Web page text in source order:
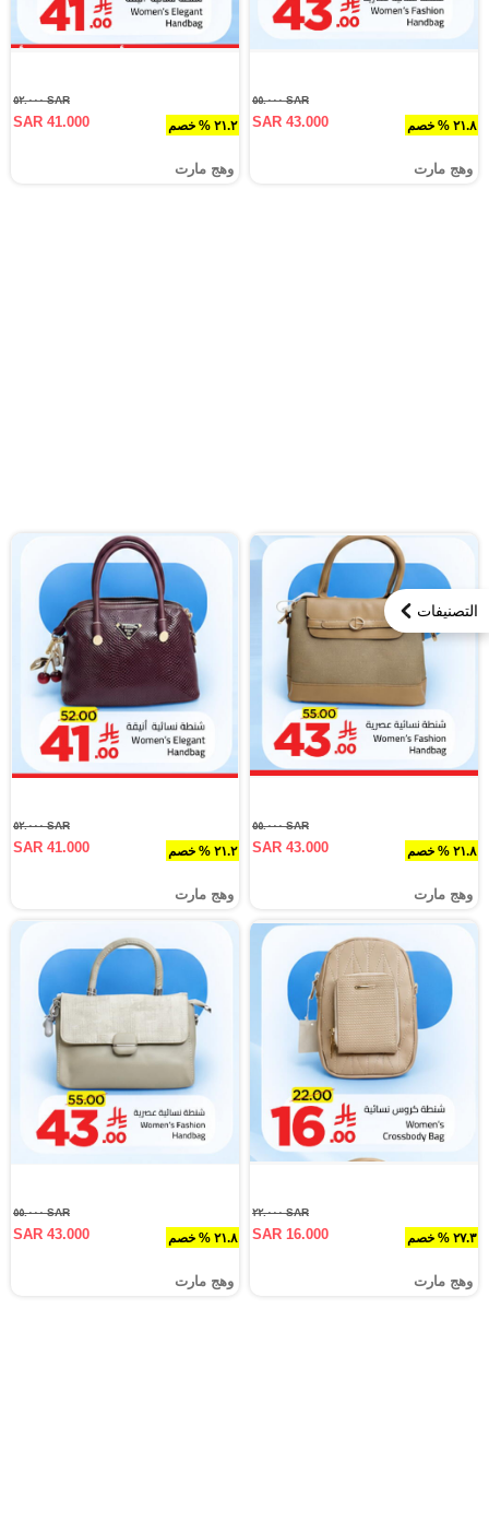
التصنيفات
٢١.٨ % خصم
SAR ٥٥.٠٠٠
SAR 43.000
وهج مارت
٢١.٢ % خصم
SAR ٥٢.٠٠٠
SAR 41.000
وهج مارت
٢١.٨ % خصم
SAR ٥٥.٠٠٠
SAR 43.000
وهج مارت
٢١.٢ % خصم
SAR ٥٢.٠٠٠
SAR 41.000
وهج مارت
٢٧.٣ % خصم
SAR ٢٢.٠٠٠
SAR 16.000
وهج مارت
٢١.٨ % خصم
SAR ٥٥.٠٠٠
SAR 43.000
وهج مارت